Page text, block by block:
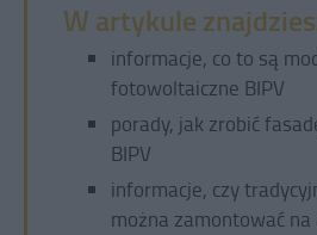
W artykule
informacje, co to są
fotowoltaiczne BIPV
porady, jak zrobić
BIPV
informacje, czy
można zamontować na